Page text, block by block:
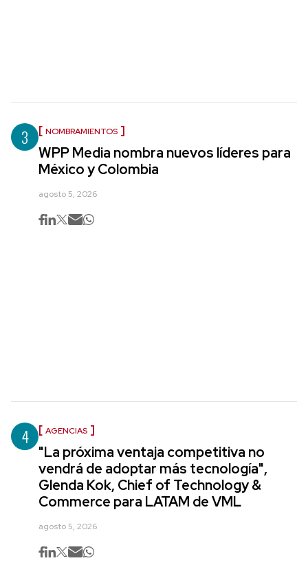
3 NOMBRAMIENTOS
WPP Media nombra nuevos líderes para
México y Colombia
agosto 5, 2026
4 AGENCIAS
"La próxima ventaja competitiva no
vendrá de adoptar más tecnología",
Glenda Kok, Chief of Technology &
Commerce para LATAM de VML
agosto 5, 2026